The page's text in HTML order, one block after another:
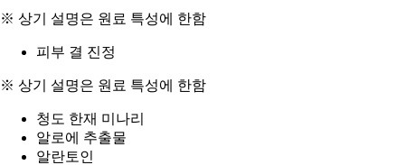
※ 상기 설명은 원료 특성에 한함
피부 결 진정
※ 상기 설명은 원료 특성에 한함
청도 한재 미나리
알로에 추출물
알란토인